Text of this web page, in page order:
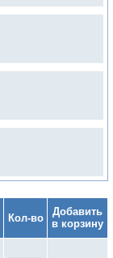
Кол-во
Добавить
в корзину